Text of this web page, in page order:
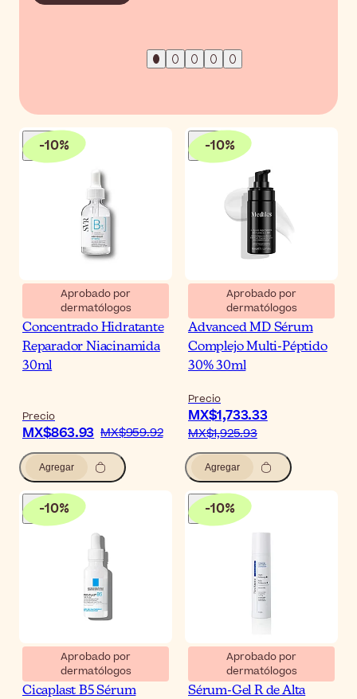
-10%
Aprobado por
dermatólogos
SVR Ampoule [B3]
Concentrado Hidratante
Reparador Niacinamida
30ml
Precio
MX$863.93 MX$959.92
Agregar
-10%
Aprobado por
dermatólogos
Medik8 Liquid Peptides
Advanced MD Sérum
Complejo Multi-Péptido
30% 30ml
Precio
MX$1,733.33
MX$1,925.93
Agregar
-10%
Aprobado por
dermatólogos
La Roche-Posay
Cicaplast B5 Sérum
-10%
Aprobado por
dermatólogos
NeoStrata Resurface
Sérum-Gel R de Alta